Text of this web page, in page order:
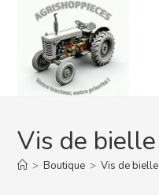
content
Vis de bielle
> Boutique > Vis de bielle